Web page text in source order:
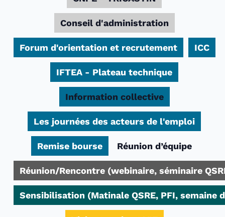
Conseil d'administration
Forum d'orientation et recrutement ICC
IFTEA - Plateau technique
Information collective
Les journées des acteurs de l'emploi
Remise bourse Réunion d’équipe
Réunion/Rencontre (webinaire, séminaire
Sensibilisation (Matinale QSRE, PFI, semaine